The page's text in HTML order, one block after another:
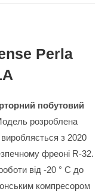
Perla
побутовий
розроблена
з 2020
фреоні R-32.
від -20 ° С до
компресором